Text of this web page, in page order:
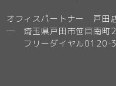
オフィスパートナー 戸田
─ 埼玉県戸田市笹目南町
フリーダイヤル0120-